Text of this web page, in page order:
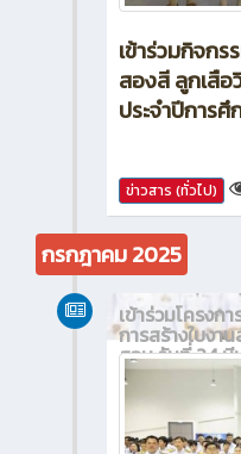
เข้าร่วมกิจก
สองสี ลูกเสื
ประจำปีการ
ข่าวสาร (ทั่วไป)
กรกฎาคม 2025
เข้าร่วมโครงก
การสร้างใบงา
สอน วันที่ 24